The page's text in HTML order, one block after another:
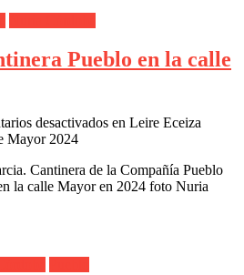
Pueblo en la calle
desactivados en Leire Eceiza
Mayor 2024
Cantinera de la Compañía Pueblo
la calle Mayor en 2024 foto Nuria